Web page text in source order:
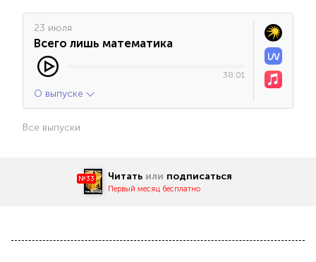
23 июля
Всего лишь математика
38:01
О выпуске
Все выпуски
№33 Читать или подписаться
Первый месяц бесплатно